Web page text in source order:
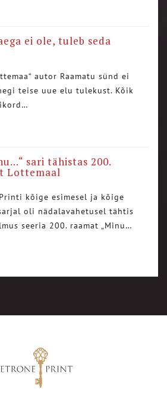
ei ole, tuleb seda
autor Raamatu sünd ei
teise uue elu tulekust. Kõik
sari tähistas 200.
Lottemaal
kõige esimesel ja kõige
oli nädalavahetusel tähtis
seeria 200. raamat „Minu…